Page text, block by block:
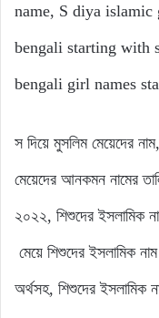
name, S diya islamic
bengali starting with
bengali girl names
স দিয়ে মুসলিম মেয়েদের
মেয়েদের আনকমন নামের
২০২২, শিশুদের ইসলামিক
মেয়ে শিশুদের ইসলামিক
অর্থসহ, শিশুদের ইসলামিক